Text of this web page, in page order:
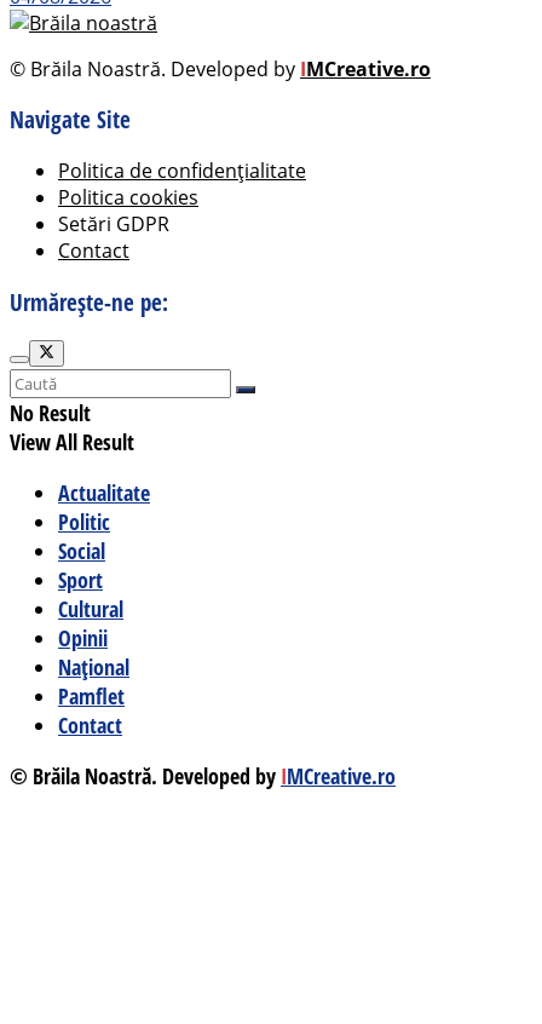
© Brăila Noastră. Developed by IMCreative.ro
Navigate Site
Politica de confidențialitate
Politica cookies
Setări GDPR
Contact
Urmărește-ne pe:
No Result
View All Result
Actualitate
Politic
Social
Sport
Cultural
Opinii
Național
Pamflet
Contact
© Brăila Noastră. Developed by IMCreative.ro